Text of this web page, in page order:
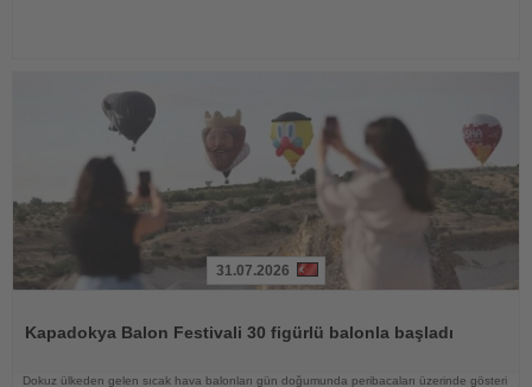
31.07.2026
Kapadokya Balon Festivali 30 figürlü balonla başladı
Dokuz ülkeden gelen sıcak hava balonları gün doğumunda peribacaları üzerinde gösteri